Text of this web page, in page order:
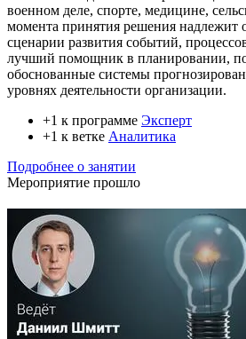
военном деле, спорте, медицине,
момента принятия решения надлежит
сценарии развития событий,
лучший помощник в планировании,
обоснованные системы
уровнях деятельности организации.
+1 к программе Эксперт
+1 к ветке Аналитика
Подробнее о занятии
Мероприятие прошло